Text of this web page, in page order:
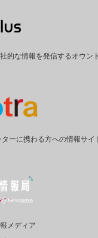
的な情報を発信するオウン
ーに携わる方への情報サイ
メディア